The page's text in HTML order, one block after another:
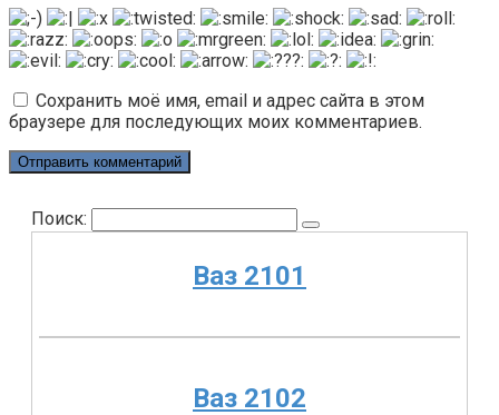
Сохранить моё имя, email и адрес сайта в этом
браузере для последующих моих комментариев.
Поиск:
Ваз 2101
Ваз 2102